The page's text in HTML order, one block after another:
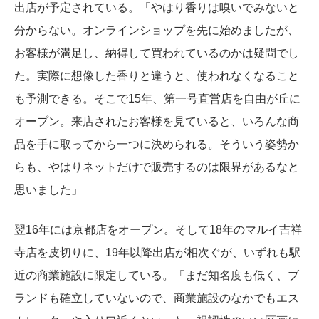
出店が予定されている。「やはり香りは嗅いでみないと
分からない。オンラインショップを先に始めましたが、
お客様が満足し、納得して買われているのかは疑問でし
た。実際に想像した香りと違うと、使われなくなること
も予測できる。そこで15年、第一号直営店を自由が丘に
オープン。来店されたお客様を見ていると、いろんな商
品を手に取ってから一つに決められる。そういう姿勢か
らも、やはりネットだけで販売するのは限界があるなと
思いました」
翌16年には京都店をオープン。そして18年のマルイ吉祥
寺店を皮切りに、19年以降出店が相次ぐが、いずれも駅
近の商業施設に限定している。「まだ知名度も低く、ブ
ランドも確立していないので、商業施設のなかでもエス